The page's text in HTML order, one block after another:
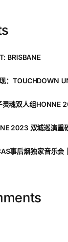
BRISBANE
：TOUCHDOWN
魂双人组HONNE
2023 双城巡演重
事后烟独家音乐